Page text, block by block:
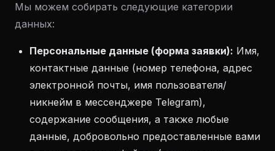
Мы можем собирать следующие категории
данных:
Персональные данные (форма заявки): Имя,
контактные данные (номер телефона, адрес
электронной почты, имя пользователя/
никнейм в мессенджере Telegram),
содержание сообщения, а также любые
данные, добровольно предоставленные вами